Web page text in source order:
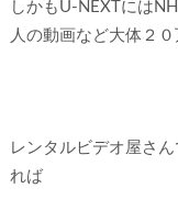
しかもU-NEXTには
人の動画など大体２
レンタルビデオ屋さ
れば